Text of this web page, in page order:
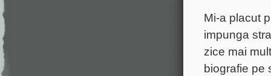
Mi-a placut
impunga
zice mai
biografie pe